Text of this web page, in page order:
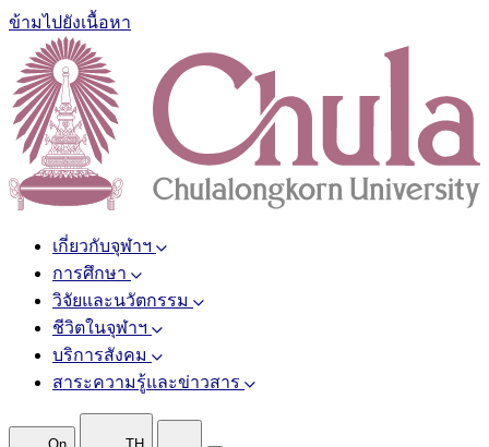
ข้ามไปยังเนื้อหา
เกี่ยวกับจุฬาฯ
การศึกษา
วิจัยและนวัตกรรม
ชีวิตในจุฬาฯ
บริการสังคม
สาระความรู้และข่าวสาร